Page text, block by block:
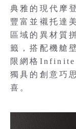
典雅的現代摩
豐富並襯托達
區域的異材質
籤，搭配機艙
限網格Infinite
獨具的創意巧
喜。